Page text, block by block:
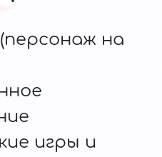
на
игры и